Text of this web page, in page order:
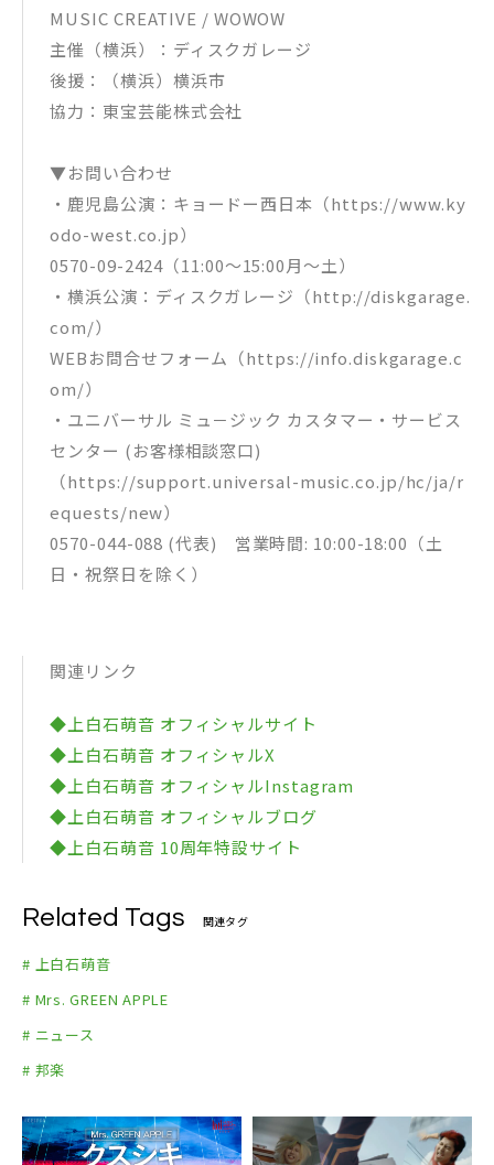
MUSIC CREATIVE / WOWOW
主催（横浜）：ディスクガレージ
後援：（横浜）横浜市
協力：東宝芸能株式会社
▼お問い合わせ
・鹿児島公演：キョードー西日本（https://www.ky
odo-west.co.jp）
0570-09-2424（11:00～15:00月～土）
・横浜公演：ディスクガレージ（http://diskgarage.
com/）
WEBお問合せフォーム（https://info.diskgarage.c
om/）
・ユニバーサル ミュ－ジック カスタマー・サービス
センター (お客様相談窓口)
（https://support.universal-music.co.jp/hc/ja/r
equests/new）
0570-044-088 (代表) 営業時間: 10:00-18:00（土
日・祝祭日を除く）
関連リンク
◆上白石萌音 オフィシャルサイト
◆上白石萌音 オフィシャルX
◆上白石萌音 オフィシャルInstagram
◆上白石萌音 オフィシャルブログ
◆上白石萌音 10周年特設サイト
Related Tags 関連タグ
# 上白石萌音
# Mrs. GREEN APPLE
# ニュース
# 邦楽